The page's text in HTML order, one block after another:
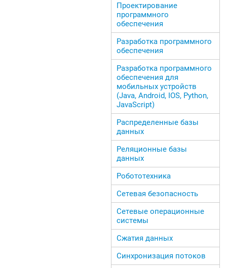
Проектирование
программного
обеспечения
Разработка программного
обеспечения
Разработка программного
обеспечения для
мобильных устройств
(Java, Android, IOS, Python,
JavaScript)
Распределенные базы
данных
Реляционные базы
данных
Робототехника
Сетевая безопасность
Сетевые операционные
системы
Сжатия данных
Синхронизация потоков